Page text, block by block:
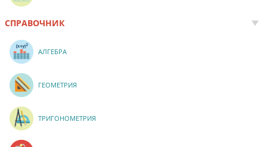
СПРАВОЧНИК
АЛГЕБРА
ГЕОМЕТРИЯ
ТРИГОНОМЕТРИЯ